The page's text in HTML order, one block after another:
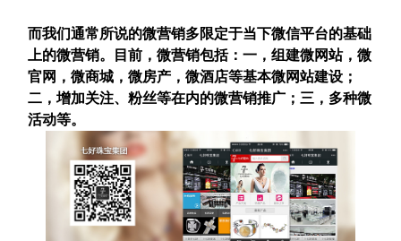
而我们通常所说的微营销多限定于当下微信平台的基础
上的微营销。目前，微营销包括：一，组建微网站，微
官网，微商城，微房产，微酒店等基本微网站建设；
二，增加关注、粉丝等在内的微营销推广；三，多种微
活动等。